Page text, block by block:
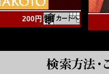
200円